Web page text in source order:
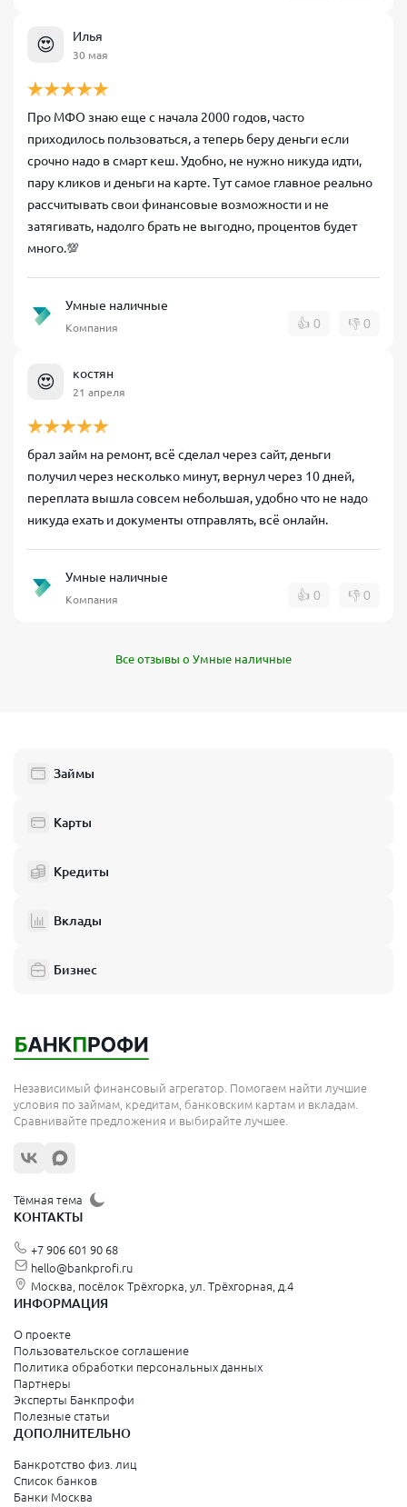
😍 Илья
30 мая
Про МФО знаю еще с начала 2000 годов, часто
приходилось пользоваться, а теперь беру деньги если
срочно надо в смарт кеш. Удобно, не нужно никуда идти,
пару кликов и деньги на карте. Тут самое главное реально
рассчитывать свои финансовые возможности и не
затягивать, надолго брать не выгодно, процентов будет
много.💯
Умные наличные
Компания 👍 0 👎 0
😍 костян
21 апреля
брал займ на ремонт, всё сделал через сайт, деньги
получил через несколько минут, вернул через 10 дней,
переплата вышла совсем небольшая, удобно что не надо
никуда ехать и документы отправлять, всё онлайн.
Умные наличные
Компания 👍 0 👎 0
Все отзывы о Умные наличные
Займы
Карты
Кредиты
Вклады
Бизнес
Независимый финансовый агрегатор. Помогаем найти лучшие
условия по займам, кредитам, банковским картам и вкладам.
Сравнивайте предложения и выбирайте лучшее.
Тёмная тема
КОНТАКТЫ
+7 906 601 90 68
hello@bankprofi.ru
Москва, посёлок Трёхгорка, ул. Трёхгорная, д.4
ИНФОРМАЦИЯ
О проекте
Пользовательское соглашение
Политика обработки персональных данных
Партнеры
Эксперты Банкпрофи
Полезные статьи
ДОПОЛНИТЕЛЬНО
Банкротство физ. лиц
Список банков
Банки Москва